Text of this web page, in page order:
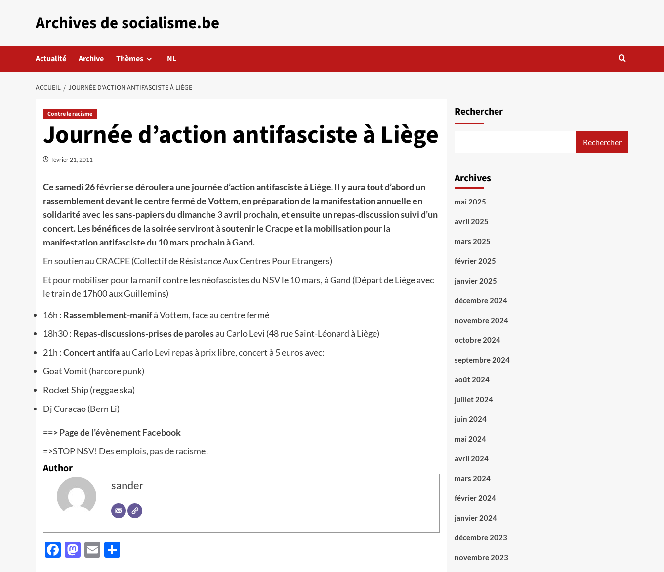
Archives de socialisme.be
Actualité Archive Thèmes NL
ACCUEIL JOURNÉE D’ACTION ANTIFASCISTE À LIÈGE
Contre le racisme
Journée d’action antifasciste à Liège
février 21, 2011
Ce samedi 26 février se déroulera une journée d’action antifasciste à Liège. Il y aura tout d’abord un
rassemblement devant le centre fermé de Vottem, en préparation de la manifestation annuelle en
solidarité avec les sans-papiers du dimanche 3 avril prochain, et ensuite un repas-discussion suivi d’un
concert. Les bénéfices de la soirée serviront à soutenir le Cracpe et la mobilisation pour la
manifestation antifasciste du 10 mars prochain à Gand.
En soutien au CRACPE (Collectif de Résistance Aux Centres Pour Etrangers)
Et pour mobiliser pour la manif contre les néofascistes du NSV le 10 mars, à Gand (Départ de Liège avec
le train de 17h00 aux Guillemins)
16h : Rassemblement-manifà Vottem, face au centre fermé
18h30 : Repas-discussions-prises de parolesau Carlo Levi (48 rue Saint-Léonard à Liège)
21h :Concert antifaau Carlo Levi repas à prix libre, concert à 5 euros avec:
Goat Vomit (harcore punk)
Rocket Ship (reggae ska)
Dj Curacao (Bern Li)
==> Page de l’évènement Facebook
=>STOP NSV! Des emplois, pas de racisme!
Author
sander
Facebook
Mastodon
Email
Rechercher
Rechercher
Archives
mai 2025
avril 2025
mars 2025
février 2025
janvier 2025
décembre 2024
novembre 2024
octobre 2024
septembre 2024
août 2024
juillet 2024
juin 2024
mai 2024
avril 2024
mars 2024
février 2024
janvier 2024
décembre 2023
novembre 2023